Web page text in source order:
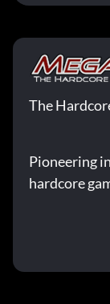
The
Pioneering
hardcore